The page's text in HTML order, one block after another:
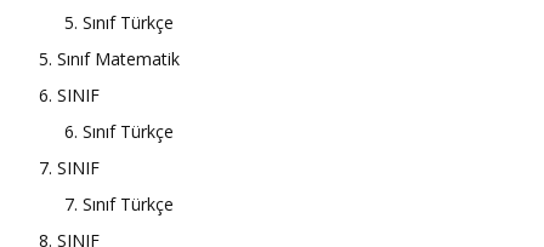
5. Sınıf Türkçe
5. Sınıf Matematik
6. SINIF
6. Sınıf Türkçe
7. SINIF
7. Sınıf Türkçe
8. SINIF